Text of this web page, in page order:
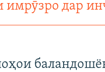
имрӯзро дар